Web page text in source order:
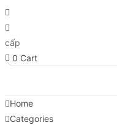
cấp
0 Cart
Home
Categories